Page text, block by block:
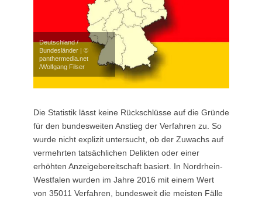
Deutschland /
Bundesländer | ©
panthermedia.net
/Wolfgang Filser
Die Statistik lässt keine Rückschlüsse auf die Gründe
für den bundesweiten Anstieg der Verfahren zu. So
wurde nicht explizit untersucht, ob der Zuwachs auf
vermehrten tatsächlichen Delikten oder einer
erhöhten Anzeigebereitschaft basiert. In Nordrhein-
Westfalen wurden im Jahre 2016 mit einem Wert
von 35011 Verfahren, bundesweit die meisten Fälle